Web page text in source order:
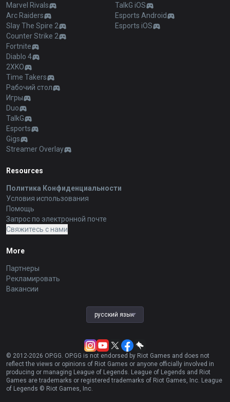
Marvel Rivals
Arc Raiders
Slay The Spire 2
Counter Strike 2
Fortnite
Diablo 4
2XKO
Time Takers
Рабочий стол
Игры
Duo
TalkG
Esports
Gigs
Streamer Overlay
TalkG iOS
Esports Android
Esports iOS
Resources
Политика Конфиденциальности
Условия использования
Помощь
Запрос по электронной почте
Свяжитесь с нами
More
Партнеры
Рекламировать
Вакансии
русский язык
© 2012-2026 OP.GG. OP.GG is not endorsed by Riot Games and does not
reflect the views or opinions of Riot Games or anyone officially involved in
producing or managing League of Legends. League of Legends and Riot
Games are trademarks or registered trademarks of Riot Games, Inc. League
of Legends © Riot Games, Inc.